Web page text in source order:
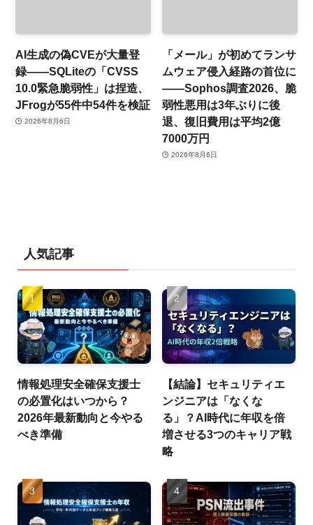
AI生成の偽CVEが大量登
録——SQLiteの「CVSS
10.0緊急脆弱性」は捏造、
JFrogが55件中54件を検証
2026年8月6日
「メール」が初めてランサ
ムウェア侵入経路の首位に
——Sophos調査2026、脆
弱性悪用は3年ぶりに後
退、復旧費用は平均2億
7000万円
2026年8月6日
人気記事
情報処理安全確保支援士
の必置化はいつから？
2026年最新動向と今やる
べき準備
【結論】セキュリティエ
ンジニアは「なくな
る」？AI時代に年収を倍
増させる3つのキャリア戦
略